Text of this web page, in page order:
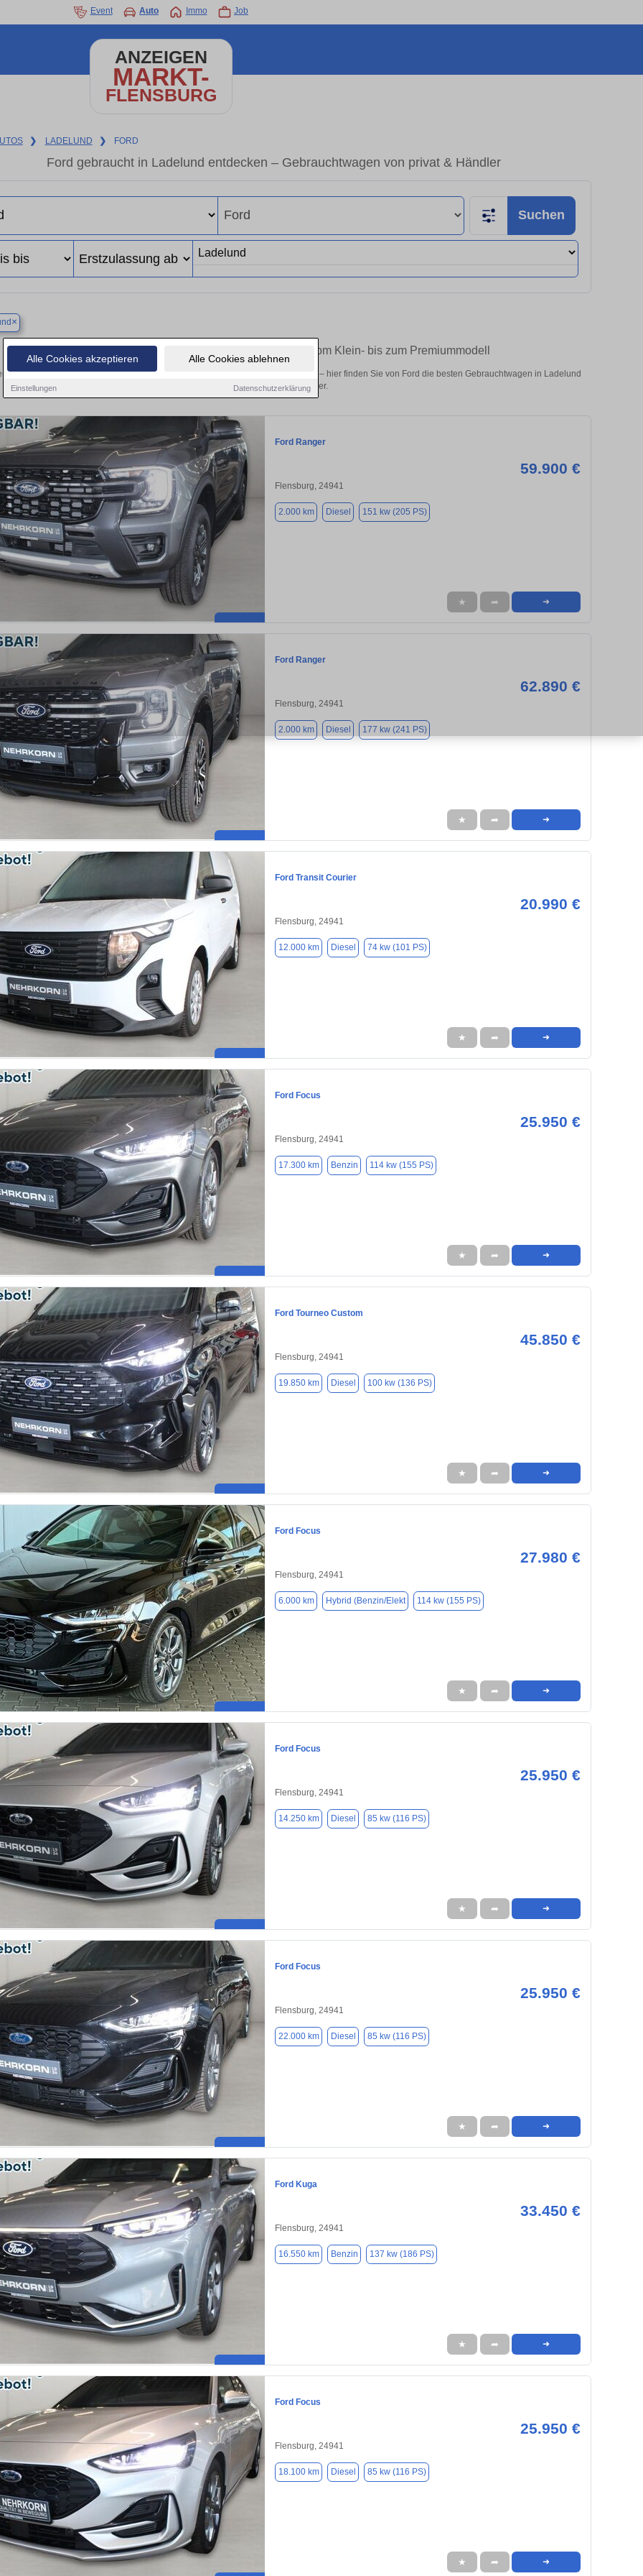
Alle Cookies akzeptieren Alle Cookies ablehnen
Einstellungen Datenschutzerklärung
Event Auto Immo Job
ANZEIGEN
MARKT-
FLENSBURG
❯ LADELUND ❯ FORD
Ford gebraucht in Ladelund entdecken – Gebrauchtwagen von privat & Händler
Suchen
×
Finden Sie in Ladelund Ihren gebrauchten Ford – vom Klein- bis zum Premiummodell
Sie in Ladelund gebrauchte Ford Fahrzeuge. Von Kleinwagen bis hin zum SUV – hier finden Sie von Ford die besten Gebrauchtwagen in Ladelund
von privat und vom Händler.
Ford Ranger
59.900 €
Flensburg, 24941
2.000 km Diesel 151 kw (205 PS)
★ ➦ ➜
Ford Ranger
62.890 €
Flensburg, 24941
2.000 km Diesel 177 kw (241 PS)
★ ➦ ➜
Ford Transit Courier
20.990 €
Flensburg, 24941
12.000 km Diesel 74 kw (101 PS)
★ ➦ ➜
Ford Focus
25.950 €
Flensburg, 24941
17.300 km Benzin 114 kw (155 PS)
★ ➦ ➜
Ford Tourneo Custom
45.850 €
Flensburg, 24941
19.850 km Diesel 100 kw (136 PS)
★ ➦ ➜
Ford Focus
27.980 €
Flensburg, 24941
6.000 km Hybrid (Benzin/Elekt 114 kw (155 PS)
★ ➦ ➜
Ford Focus
25.950 €
Flensburg, 24941
14.250 km Diesel 85 kw (116 PS)
★ ➦ ➜
Ford Focus
25.950 €
Flensburg, 24941
22.000 km Diesel 85 kw (116 PS)
★ ➦ ➜
Ford Kuga
33.450 €
Flensburg, 24941
16.550 km Benzin 137 kw (186 PS)
★ ➦ ➜
Ford Focus
25.950 €
Flensburg, 24941
18.100 km Diesel 85 kw (116 PS)
★ ➦ ➜